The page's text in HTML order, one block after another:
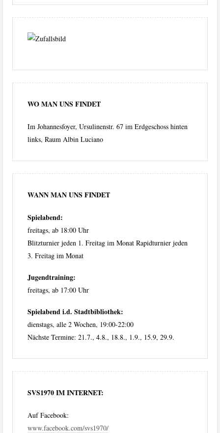
WO MAN UNS FINDET
Im Johannesfoyer, Ursulinenstr. 67 im Erdgeschoss hinten
links, Raum Albin Luciano
WANN MAN UNS FINDET
Spielabend:
freitags, ab 18:00 Uhr
Blitzturnier jeden 1. Freitag im Monat Rapidturnier jeden
3. Freitag im Monat
Jugendtraining:
freitags, ab 17:00 Uhr
Spielabend i.d. Stadtbibliothek:
dienstags, alle 2 Wochen, 19:00-22:00
Nächste Termine: 21.7., 4.8., 18.8., 1.9., 15.9, 29.9.
SVS1970 IM INTERNET:
Auf Facebook:
www.facebook.com/svs1970/